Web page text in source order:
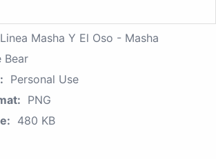
Linea Masha Y El Oso - Masha
Bear
Personal Use
PNG
480 KB